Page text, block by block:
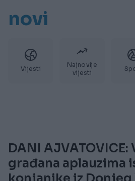
novi
Vijesti
Najnovije
vijesti
DANI
građana aplauzima